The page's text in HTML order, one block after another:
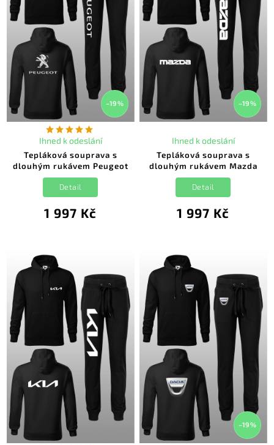
–19 %
Tepláková souprava s
dlouhým rukávem Peugeot
Ihned k odeslání
1 997 Kč
Detail
–19 %
Tepláková souprava s
dlouhým rukávem Mazda
Ihned k odeslání
1 997 Kč
Detail
–19 %